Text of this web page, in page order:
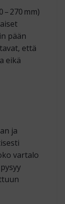
270 mm)
pään
että
eikä
ja
vartalo